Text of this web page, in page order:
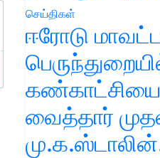
செய்திகள்
ஈரோடு
வைத்தார்